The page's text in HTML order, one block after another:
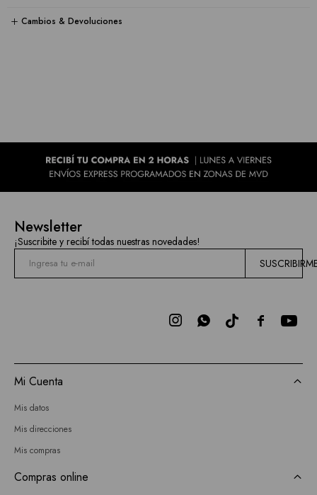
Cambios & Devoluciones
Newsletter
¡Suscribite y recibí todas nuestras novedades!

 
Mi Cuenta
Mis datos
Mis direcciones
Mis compras
Compras online